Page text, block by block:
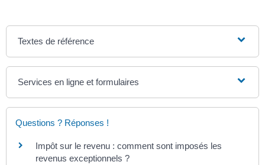
Textes de référence
Services en ligne et formulaires
Questions ? Réponses !
Impôt sur le revenu : comment sont imposés les
revenus exceptionnels ?